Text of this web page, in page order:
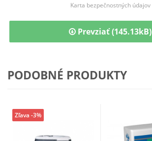
Karta bezpečnostných údajov
Prevziať (145.13kB)
PODOBNÉ PRODUKTY
Zľava -3%